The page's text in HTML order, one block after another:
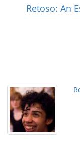
Retoso: An